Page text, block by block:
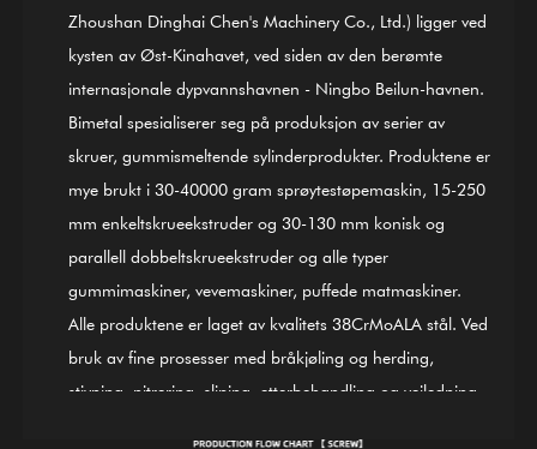
Zhoushan Dinghai Chen's Machinery Co., Ltd.) ligger ved
kysten av Øst-Kinahavet, ved siden av den berømte
internasjonale dypvannshavnen - Ningbo Beilun-havnen.
Bimetal spesialiserer seg på produksjon av serier av
skruer, gummismeltende sylinderprodukter. Produktene er
mye brukt i 30-40000 gram sprøytestøpemaskin, 15-250
mm enkeltskrueekstruder og 30-130 mm konisk og
parallell dobbeltskrueekstruder og alle typer
gummimaskiner, vevemaskiner, puffede matmaskiner.
Alle produktene er laget av kvalitets 38CrMoALA stål. Ved
bruk av fine prosesser med bråkjøling og herding,
stivning, nitrering, sliping, etterbehandling og veiledning